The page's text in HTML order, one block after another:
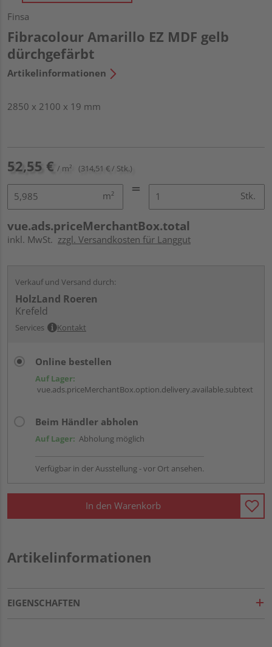
Finsa
Fibracolour Amarillo EZ MDF gelb
dürchgefärbt
Artikelinformationen
2850 x 2100 x 19 mm
52,55 € / m² (314,51 € / Stk.)
m² Stk.
vue.ads.priceMerchantBox.total
inkl. MwSt. zzgl. Versandkosten für Langgut
Verkauf und Versand durch:
HolzLand Roeren
Krefeld
Services Kontakt
Online bestellen
Auf Lager:
vue.ads.priceMerchantBox.option.delivery.available.subtext
Beim Händler abholen
Auf Lager: Abholung möglich
Verfügbar in der Ausstellung - vor Ort ansehen.
In den Warenkorb
Artikelinformationen
EIGENSCHAFTEN